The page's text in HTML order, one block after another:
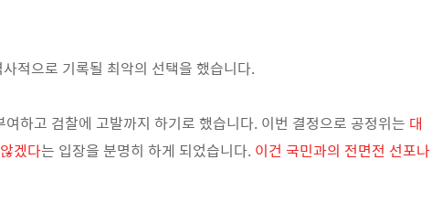
적으로 기록될 최악의 선택을 했습니다.
하고 검찰에 고발까지 하기로 했습니다. 이번 결정으로 공정위는 대
겠다는 입장을 분명히 하게 되었습니다. 이건 국민과의 전면전 선포나